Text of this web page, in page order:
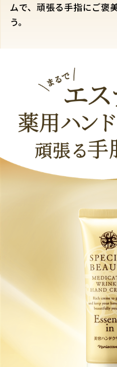
ムで、頑張る手指にご褒
う。